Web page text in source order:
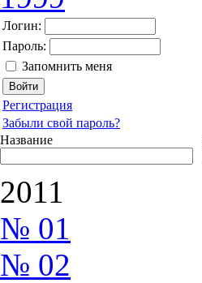
Логин:
Пароль:
Запомнить меня
Регистрация
Забыли свой пароль?
Название
2011
№ 01
№ 02